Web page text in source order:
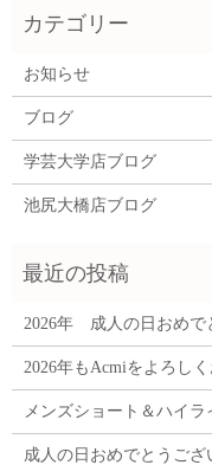
お知らせ
ブログ
学芸大学店ブログ
池尻大橋店ブログ
2026年 成人の日おめで
2026年もAcmiをよろし
メンズショート＆ハイラ
成人の日おめでとうござ